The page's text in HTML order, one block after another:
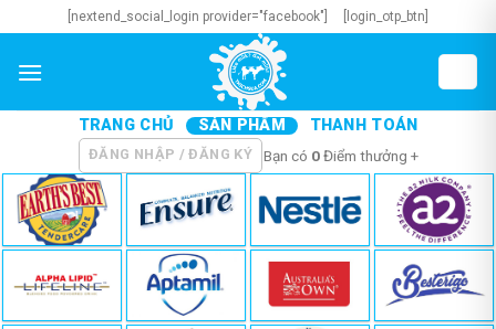
to
content
[nextend_social_login provider="facebook"] [login_otp_btn]
TRANG CHỦ SẢN PHẨM THANH TOÁN
ĐĂNG NHẬP / ĐĂNG KÝ Bạn có 0Điểm thưởng +